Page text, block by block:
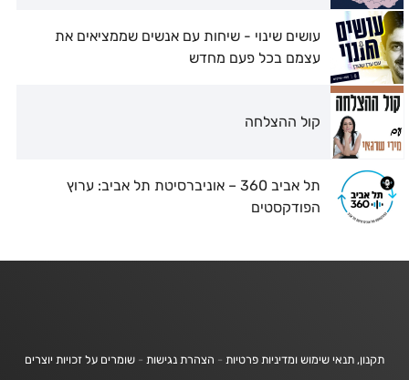
עושים שינוי - שיחות עם אנשים שממציאים את
עצמם בכל פעם מחדש
קול ההצלחה
תל אביב 360 – אוניברסיטת תל אביב: ערוץ
הפודקסטים
תקנון, תנאי שימוש ומדיניות פרטיות - הצהרת נגישות - שומרים על זכויות יוצרים